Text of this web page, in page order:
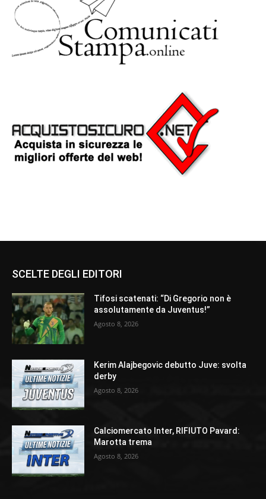
SCELTE DEGLI EDITORI
Tifosi scatenati: “Di Gregorio non è
assolutamente da Juventus!”
Agosto 8, 2026
Kerim Alajbegovic debutto Juve: svolta
derby
Agosto 8, 2026
Calciomercato Inter, RIFIUTO Pavard:
Marotta trema
Agosto 8, 2026